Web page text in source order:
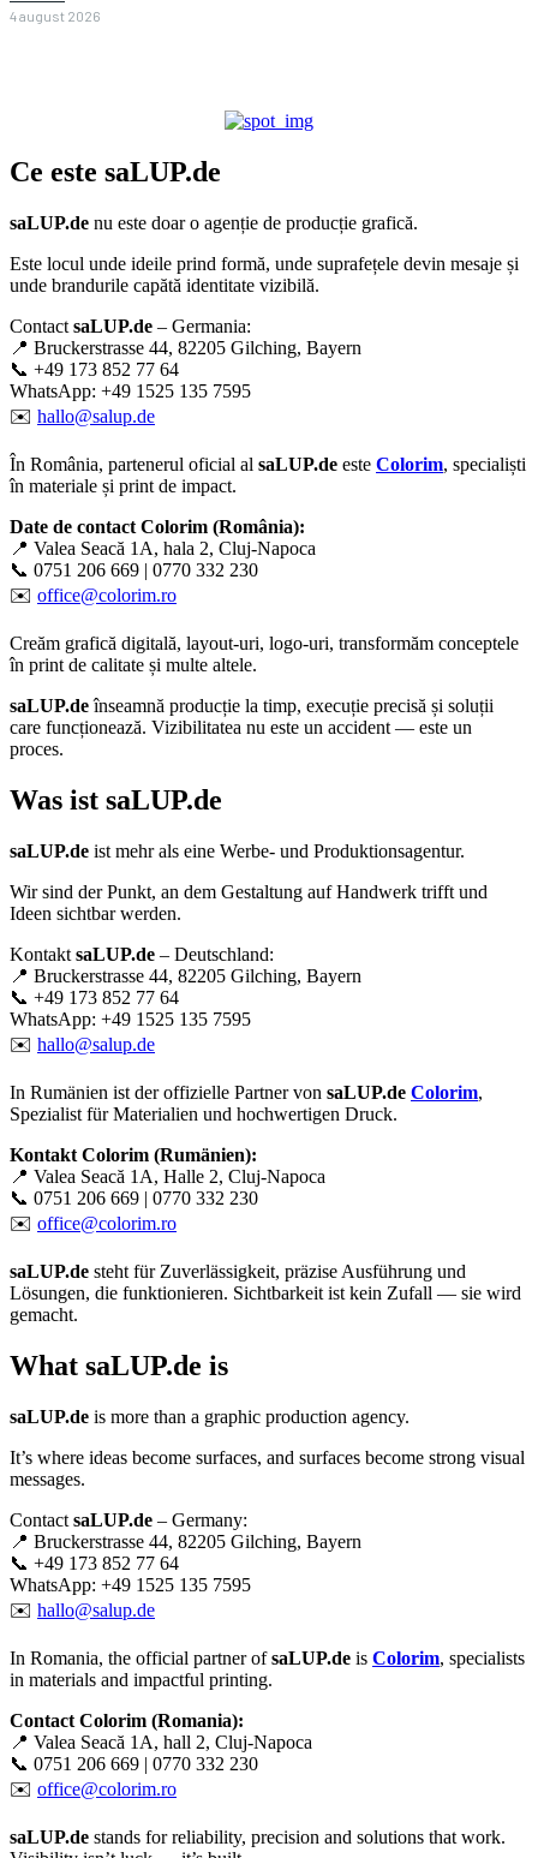
4 august 2026
Ce este saLUP.de
saLUP.de nu este doar o agenție de producție grafică.
Este locul unde ideile prind formă, unde suprafețele devin mesaje și
unde brandurile capătă identitate vizibilă.
Contact saLUP.de – Germania:
📍 Bruckerstrasse 44, 82205 Gilching, Bayern
📞 +49 173 852 77 64
WhatsApp: +49 1525 135 7595
✉️ hallo@salup.de
În România, partenerul oficial al saLUP.de este Colorim, specialiști
în materiale și print de impact.
Date de contact Colorim (România):
📍 Valea Seacă 1A, hala 2, Cluj-Napoca
📞 0751 206 669 | 0770 332 230
✉️ office@colorim.ro
Creăm grafică digitală, layout-uri, logo-uri, transformăm conceptele
în print de calitate și multe altele.
saLUP.deînseamnă producție la timp, execuție precisă și soluții
care funcționează. Vizibilitatea nu este un accident — este un
proces.
Was ist saLUP.de
saLUP.de ist mehr als eine Werbe- und Produktionsagentur.
Wir sind der Punkt, an dem Gestaltung auf Handwerk trifft und
Ideen sichtbar werden.
Kontakt saLUP.de – Deutschland:
📍 Bruckerstrasse 44, 82205 Gilching, Bayern
📞 +49 173 852 77 64
WhatsApp: +49 1525 135 7595
✉️ hallo@salup.de
In Rumänien ist der offizielle Partner von saLUP.de Colorim,
Spezialist für Materialien und hochwertigen Druck.
Kontakt Colorim (Rumänien):
📍 Valea Seacă 1A, Halle 2, Cluj-Napoca
📞 0751 206 669 | 0770 332 230
✉️ office@colorim.ro
saLUP.de steht für Zuverlässigkeit, präzise Ausführung und
Lösungen, die funktionieren. Sichtbarkeit ist kein Zufall — sie wird
gemacht.
What saLUP.de is
saLUP.de is more than a graphic production agency.
It’s where ideas become surfaces, and surfaces become strong visual
messages.
Contact saLUP.de – Germany:
📍 Bruckerstrasse 44, 82205 Gilching, Bayern
📞 +49 173 852 77 64
WhatsApp: +49 1525 135 7595
✉️ hallo@salup.de
In Romania, the official partner ofsaLUP.de is Colorim, specialists
in materials and impactful printing.
Contact Colorim (Romania):
📍 Valea Seacă 1A, hall 2, Cluj-Napoca
📞 0751 206 669 | 0770 332 230
✉️ office@colorim.ro
saLUP.de stands for reliability, precision and solutions that work.